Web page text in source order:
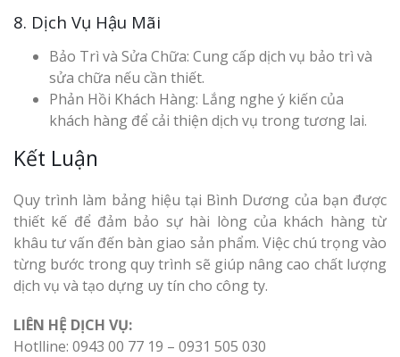
8. Dịch Vụ Hậu Mãi
Bảo Trì và Sửa Chữa: Cung cấp dịch vụ bảo trì và
sửa chữa nếu cần thiết.
Phản Hồi Khách Hàng: Lắng nghe ý kiến của
khách hàng để cải thiện dịch vụ trong tương lai.
Kết Luận
Quy trình làm bảng hiệu tại Bình Dương của bạn được
thiết kế để đảm bảo sự hài lòng của khách hàng từ
khâu tư vấn đến bàn giao sản phẩm. Việc chú trọng vào
từng bước trong quy trình sẽ giúp nâng cao chất lượng
dịch vụ và tạo dựng uy tín cho công ty.
LIÊN HỆ DỊCH VỤ:
Hotlline: 0943 00 77 19 – 0931 505 030